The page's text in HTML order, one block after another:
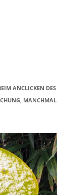
ANCLICKEN DES
MANCHMAL